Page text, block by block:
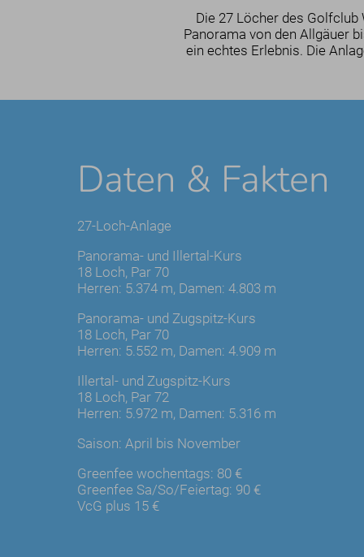
Die 27 Löcher des Golfclub
Panorama von den Allgäuer
ein echtes Erlebnis. Die
Daten & Fakten
27-Loch-Anlage
Panorama- und Illertal-Kurs
18 Loch, Par 70
Herren: 5.374 m, Damen: 4.803 m
Panorama- und Zugspitz-Kurs
18 Loch, Par 70
Herren: 5.552 m, Damen: 4.909 m
Illertal- und Zugspitz-Kurs
18 Loch, Par 72
Herren: 5.972 m, Damen: 5.316 m
Saison: April bis November
Greenfee wochentags: 80 €
Greenfee Sa/So/Feiertag: 90 €
VcG plus 15 €